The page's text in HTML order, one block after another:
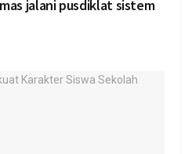
jalani pusdiklat sistem